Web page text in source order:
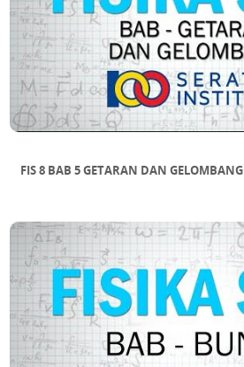
FIS 8 BAB 5 GETARAN DAN GELOMBANG